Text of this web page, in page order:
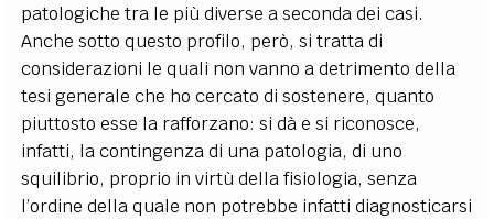
patologiche tra le più diverse a seconda dei casi.
Anche sotto questo profilo, però, si tratta di
considerazioni le quali non vanno a detrimento della
tesi generale che ho cercato di sostenere, quanto
piuttosto esse la rafforzano: si dà e si riconosce,
infatti, la contingenza di una patologia, di uno
squilibrio, proprio in virtù della fisiologia, senza
l’ordine della quale non potrebbe infatti diagnosticarsi